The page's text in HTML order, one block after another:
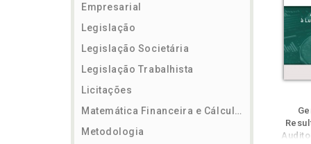
Empresarial
Legislação
Legislação Societária
Legislação Trabalhista
Licitações
Matemática Financeira e Cálculos
Metodologia
TambémTambém